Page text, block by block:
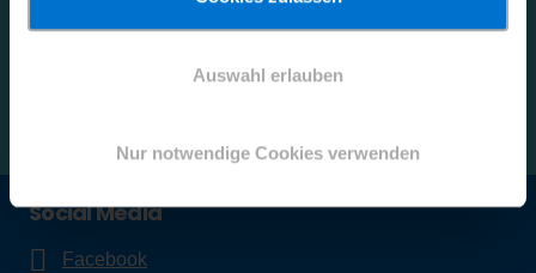
Auswahl erlauben
Nur notwendige Cookies verwenden
Social Media
Facebook